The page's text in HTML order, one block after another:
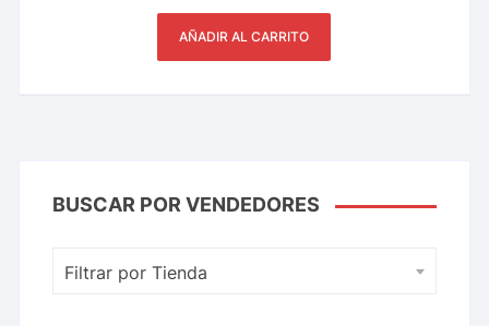
AÑADIR AL CARRITO
BUSCAR POR VENDEDORES
Filtrar por Tienda